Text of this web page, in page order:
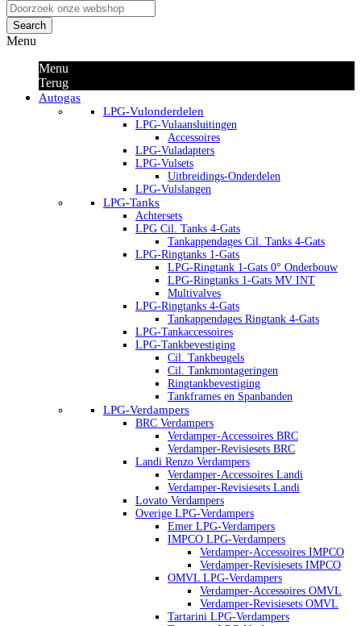
Search
Menu
Menu
Terug
Autogas
LPG-Vulonderdelen
LPG-Vulaansluitingen
Accessoires
LPG-Vuladapters
LPG-Vulsets
Uitbreidings-Onderdelen
LPG-Vulslangen
LPG-Tanks
Achtersets
LPG Cil. Tanks 4-Gats
Tankappendages Cil. Tanks 4-Gats
LPG-Ringtanks 1-Gats
LPG-Ringtank 1-Gats 0° Onderbouw
LPG-Ringtanks 1-Gats MV INT
Multivalves
LPG-Ringtanks 4-Gats
Tankappendages Ringtank 4-Gats
LPG-Tankaccessoires
LPG-Tankbevestiging
Cil. Tankbeugels
Cil. Tankmontageringen
Ringtankbevestiging
Tankframes en Spanbanden
LPG-Verdampers
BRC Verdampers
Verdamper-Accessoires BRC
Verdamper-Revisiesets BRC
Landi Renzo Verdampers
Verdamper-Accessoires Landi
Verdamper-Revisiesets Landi
Lovato Verdampers
Overige LPG-Verdampers
Emer LPG-Verdampers
IMPCO LPG-Verdampers
Verdamper-Accessoires IMPCO
Verdamper-Revisiesets IMPCO
OMVL LPG-Verdampers
Verdamper-Accessoires OMVL
Verdamper-Revisiesets OMVL
Tartarini LPG-Verdampers